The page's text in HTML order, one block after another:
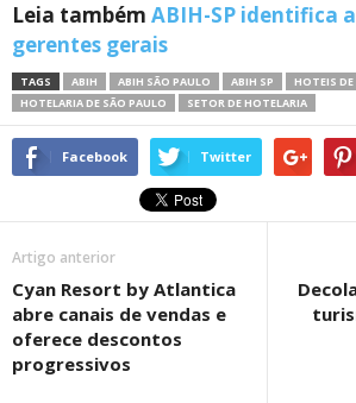
Leia também ABIH-SP identifica
gerentes gerais
TAGS ABIH ABIH SÃO PAULO ABIH SP
HOTEIS
HOTELARIA DE SÃO PAULO
SETOR DE HOTELARIA
Facebook Twitter
Artigo anterior
Cyan Resort by Atlantica
abre canais de vendas e
oferece descontos
progressivos